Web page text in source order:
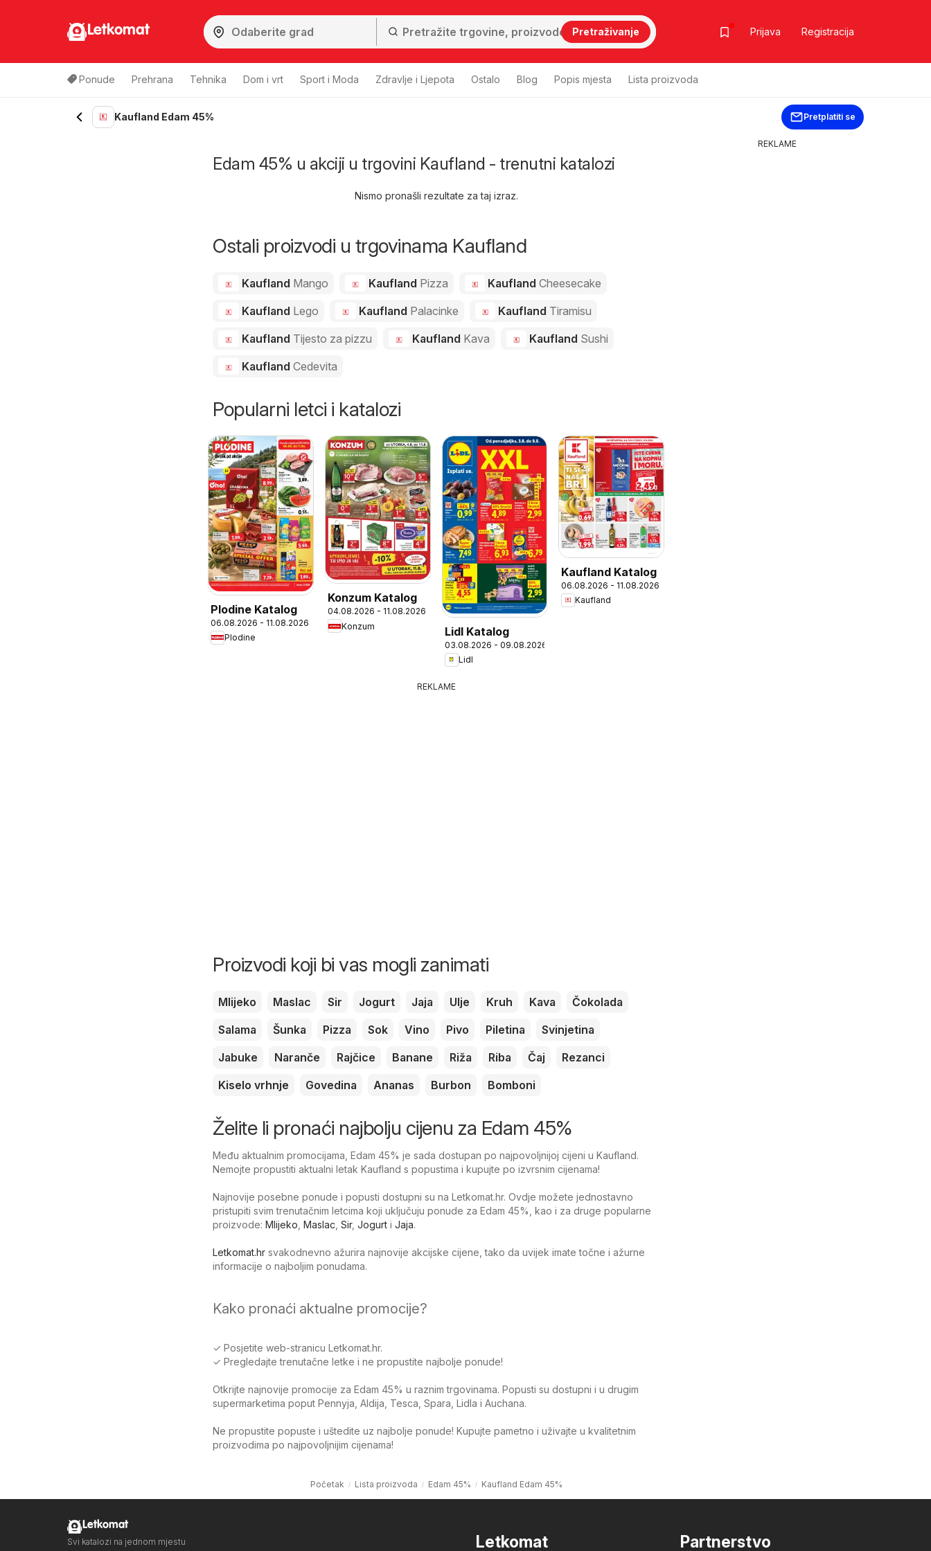
Letkomat Pretraživanje Prijava Registracija
Ponude Prehrana Tehnika Dom i vrt Sport i Moda Zdravlje i Ljepota Ostalo Blog Popis mjesta Lista proizvoda
Kaufland Edam 45% Pretplatiti se
Edam 45% u akciji u trgovini Kaufland - trenutni katalozi
Nismo pronašli rezultate za taj izraz.
Ostali proizvodi u trgovinama Kaufland
Kaufland Mango Kaufland Pizza KauflandCheesecake
Kaufland Lego Kaufland Palacinke Kaufland Tiramisu
Kaufland Tijesto za pizzu Kaufland Kava Kaufland Sushi
Kaufland Cedevita
Popularni letci i katalozi
Plodine Katalog
06.08.2026 - 11.08.2026
Plodine
Konzum Katalog
04.08.2026 - 11.08.2026
Konzum
Lidl Katalog
03.08.2026 - 09.08.2026
Lidl
Kaufland Katalog
06.08.2026 - 11.08.2026
Kaufland
REKLAME
Proizvodi koji bi vas mogli zanimati
Mlijeko Maslac Sir Jogurt Jaja Ulje Kruh Kava
Čokolada
Salama
Šunka Pizza Sok Vino Pivo Piletina
Svinjetina
Jabuke
Naranče Rajčice Banane Riža Riba Čaj
Rezanci
Kiselo vrhnje
Govedina Ananas Burbon Bomboni
Želite li pronaći najbolju cijenu za Edam 45%
Među aktualnim promocijama, Edam 45% je sada dostupan po najpovoljnijoj cijeni u Kaufland.
Nemojte propustiti aktualni letak Kaufland s popustima i kupujte po izvrsnim cijenama!
Najnovije posebne ponude i popusti dostupni su na Letkomat.hr. Ovdje možete jednostavno
pristupiti svim trenutačnim letcima koji uključuju ponude za Edam 45%, kao i za druge popularne
proizvode: Mlijeko Maslac Sir, Jogurt i Jaja.
Letkomat.hr svakodnevno ažurira najnovije akcijske cijene, tako da uvijek imate točne i ažurne
informacije o najboljim ponudama.
Kako pronaći aktualne promocije?
✓ Posjetite web-stranicu Letkomat.hr.
✓ Pregledajte trenutačne letke i ne propustite najbolje ponude!
Otkrijte najnovije promocije za Edam 45% u raznim trgovinama. Popusti su dostupni i u drugim
supermarketima poput Pennyja, Aldija, Tesca, Spara, Lidla i Auchana.
Ne propustite popuste i uštedite uz najbolje ponude! Kupujte pametno i uživajte u kvalitetnim
proizvodima po najpovoljnijim cijenama!
Početak Lista proizvoda Edam 45% Kaufland Edam 45%
REKLAME
Letkomat Partnerstvo
Letkomat
Svi katalozi na jednom mjestu